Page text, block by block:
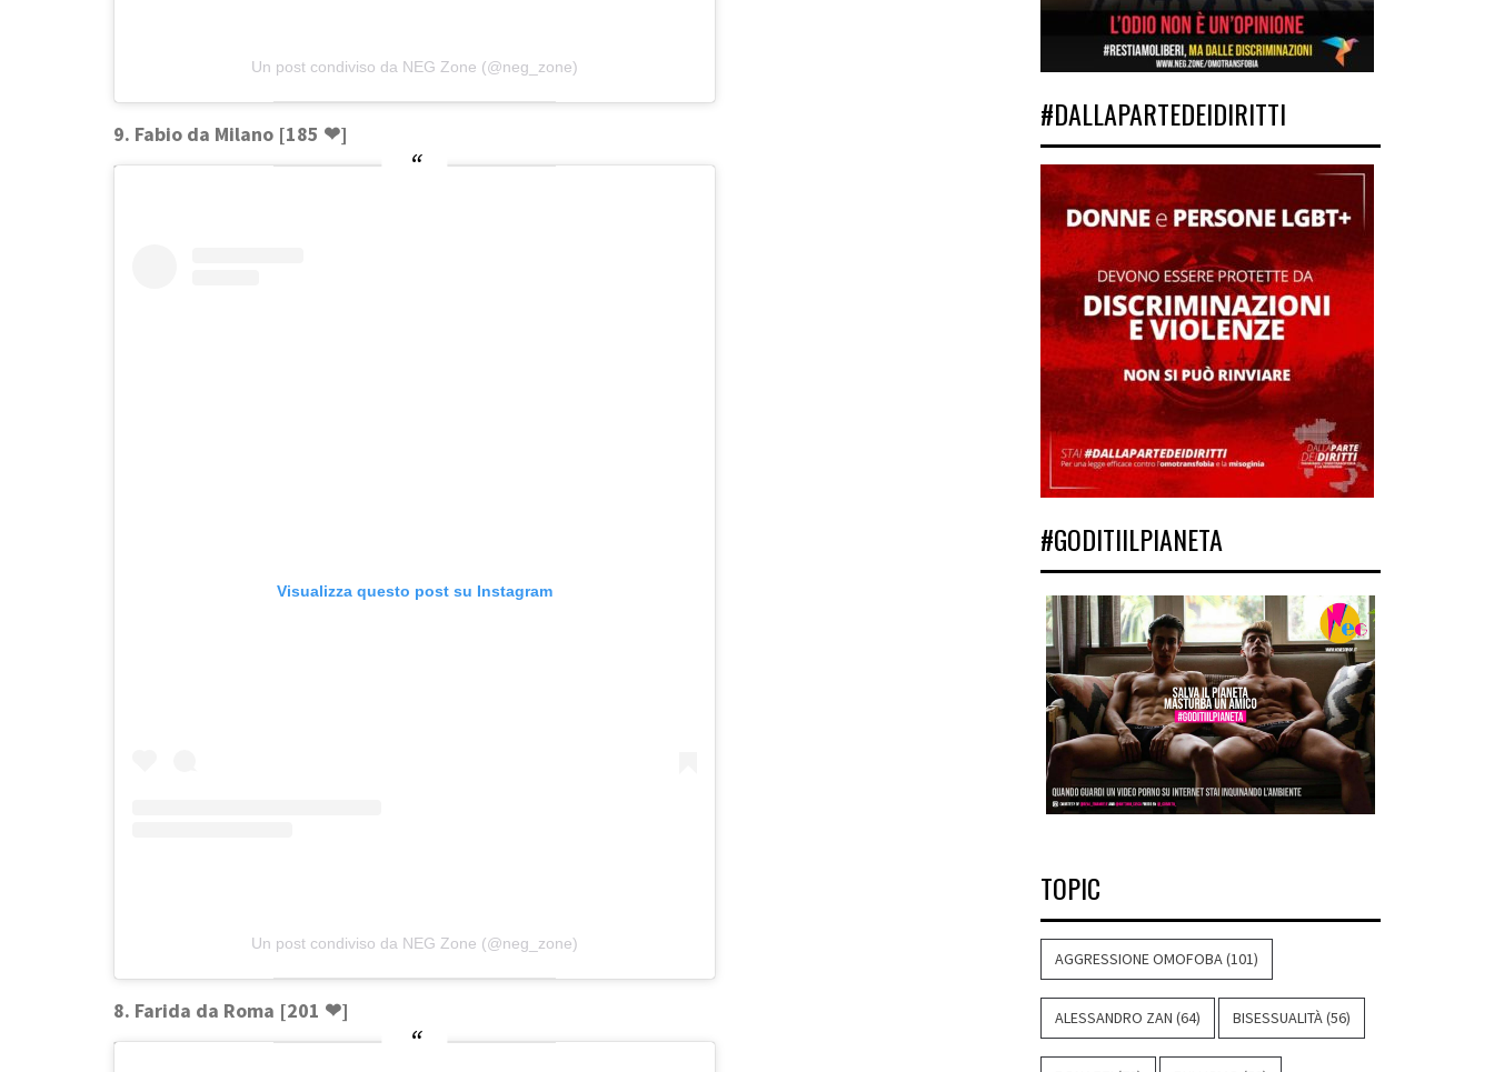
Un post condiviso da NEG Zone (@neg_zone)
9. Fabio da Milano [185 ❤]
Visualizza questo post su Instagram
Un post condiviso da NEG Zone (@neg_zone)
8. Farida da Roma [201 ❤]
#DALLAPARTEDEIDIRITTI
#GODITIILPIANETA
TOPIC
AGGRESSIONE OMOFOBA (101)
ALESSANDRO ZAN (64) BISESSUALITÀ (56)